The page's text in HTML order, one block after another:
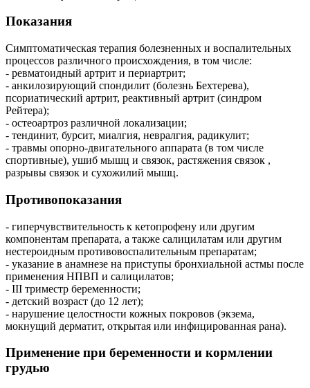
Показания
Симптоматическая терапия болезненных и воспалительных
процессов различного происхождения, в том числе:
- ревматоидный артрит и периартрит;
- анкилозирующий спондилит (болезнь Бехтерева),
псориатический артрит, реактивный артрит (синдром
Рейтера);
- остеоартроз различной локализации;
- тендинит, бурсит, миалгия, невралгия, радикулит;
- травмы опорно-двигательного аппарата (в том числе
спортивные), ушиб мышц и связок, растяжения связок ,
разрывы связок и сухожилий мышц.
Противопоказания
- гиперчувствительность к кетопрофену или другим
компонентам препарата, а также салицилатам или другим
нестероидным противовоспалительным препаратам;
- указание в анамнезе на приступы бронхиальной астмы после
применения НПВП и салицилатов;
- III триместр беременности;
- детский возраст (до 12 лет);
- нарушение целостности кожных покровов (экзема,
мокнущий дерматит, открытая или инфицированная рана).
Применение при беременности и кормлении
грудью